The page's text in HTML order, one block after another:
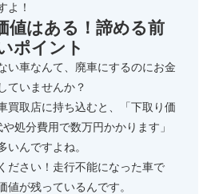
よ！
値はある！諦める前
ポイント
い車なんて、廃車にするのにお金
ていませんか？
買取店に持ち込むと、「下取り価
処分費用で数万円かかります」
いんですよね。
ださい！走行不能になった車で
値が残っているんです。